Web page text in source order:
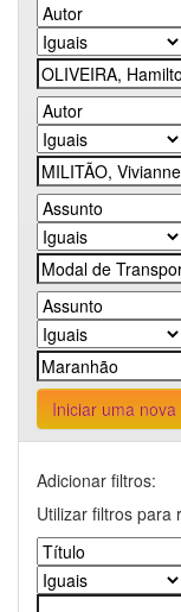
Iniciar uma
Adicionar filtros:
Utilizar filtros para